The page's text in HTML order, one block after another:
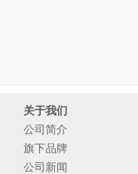
关于我们
公司简介
旗下品牌
公司新闻